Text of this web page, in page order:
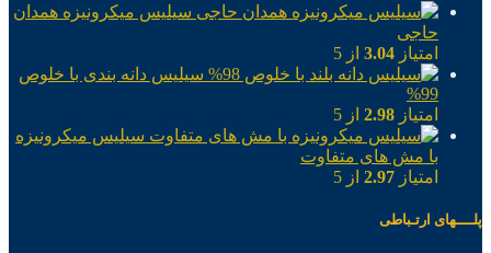
سیلیس میکرونیزه همدان
حاجی
امتیاز 3.04 از 5
سیلیس دانه بندی با خلوص
99%
امتیاز 2.98 از 5
سیلیس میکرونیزه
با مش های متفاوت
امتیاز 2.97 از 5
پلــــهای ارتـباطی